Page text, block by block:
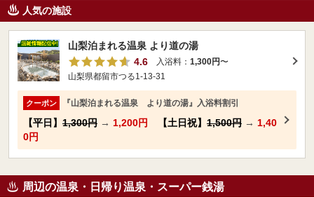
人気の施設
山梨泊まれる温泉 より道の湯
4.6
入浴料： 1,300円〜
山梨県都留市つる1-13-31
クーポン 『山梨泊まれる温泉 より道の湯』入浴料割引
【平日】 1,300円 → 1,200円 【土日祝】 1,500円 → 1,40
0円
周辺の温泉・日帰り温泉・スーパー銭湯